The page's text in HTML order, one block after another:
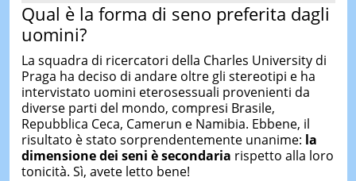
Qual è la forma di seno preferita dagli
uomini?
La squadra di ricercatori della Charles University di
Praga ha deciso di andare oltre gli stereotipi e ha
intervistato uomini eterosessuali provenienti da
diverse parti del mondo, compresi Brasile,
Repubblica Ceca, Camerun e Namibia. Ebbene, il
risultato è stato sorprendentemente unanime: la
dimensione dei seni è secondaria rispetto alla loro
tonicità. Sì, avete letto bene!